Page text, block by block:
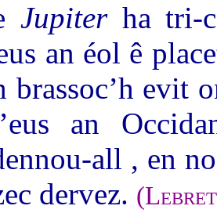
Jupiterha tri-
an éol ê
brassoc’h evit
an
all , en
dervez. (